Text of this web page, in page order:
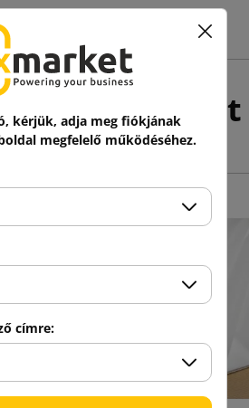
érdekelhet
kérjük, adja meg fiókjának
megfelelő működéséhez.
címre: